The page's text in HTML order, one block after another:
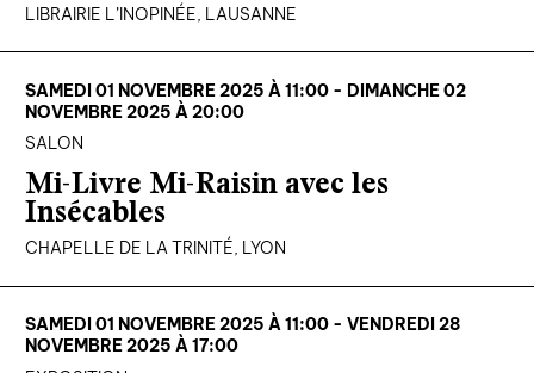
LIBRAIRIE L’INOPINÉE, LAUSANNE
SAMEDI 01 NOVEMBRE 2025 À 11:00 - DIMANCHE 02
NOVEMBRE 2025 À 20:00
SALON
Mi-Livre Mi-Raisin avec les
Insécables
CHAPELLE DE LA TRINITÉ, LYON
SAMEDI 01 NOVEMBRE 2025 À 11:00 - VENDREDI 28
NOVEMBRE 2025 À 17:00